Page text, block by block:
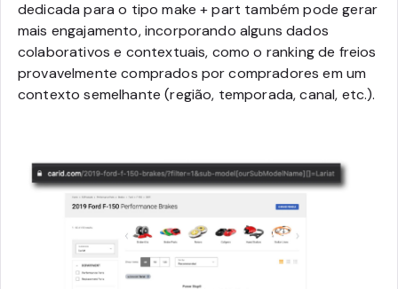
dedicada para o tipo make + part também pode gerar
mais engajamento, incorporando alguns dados
colaborativos e contextuais, como o ranking de freios
provavelmente comprados por compradores em um
contexto semelhante (região, temporada, canal, etc.).